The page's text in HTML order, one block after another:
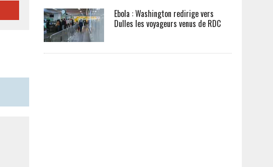
Ebola : Washington redirige vers
Dulles les voyageurs venus de RDC